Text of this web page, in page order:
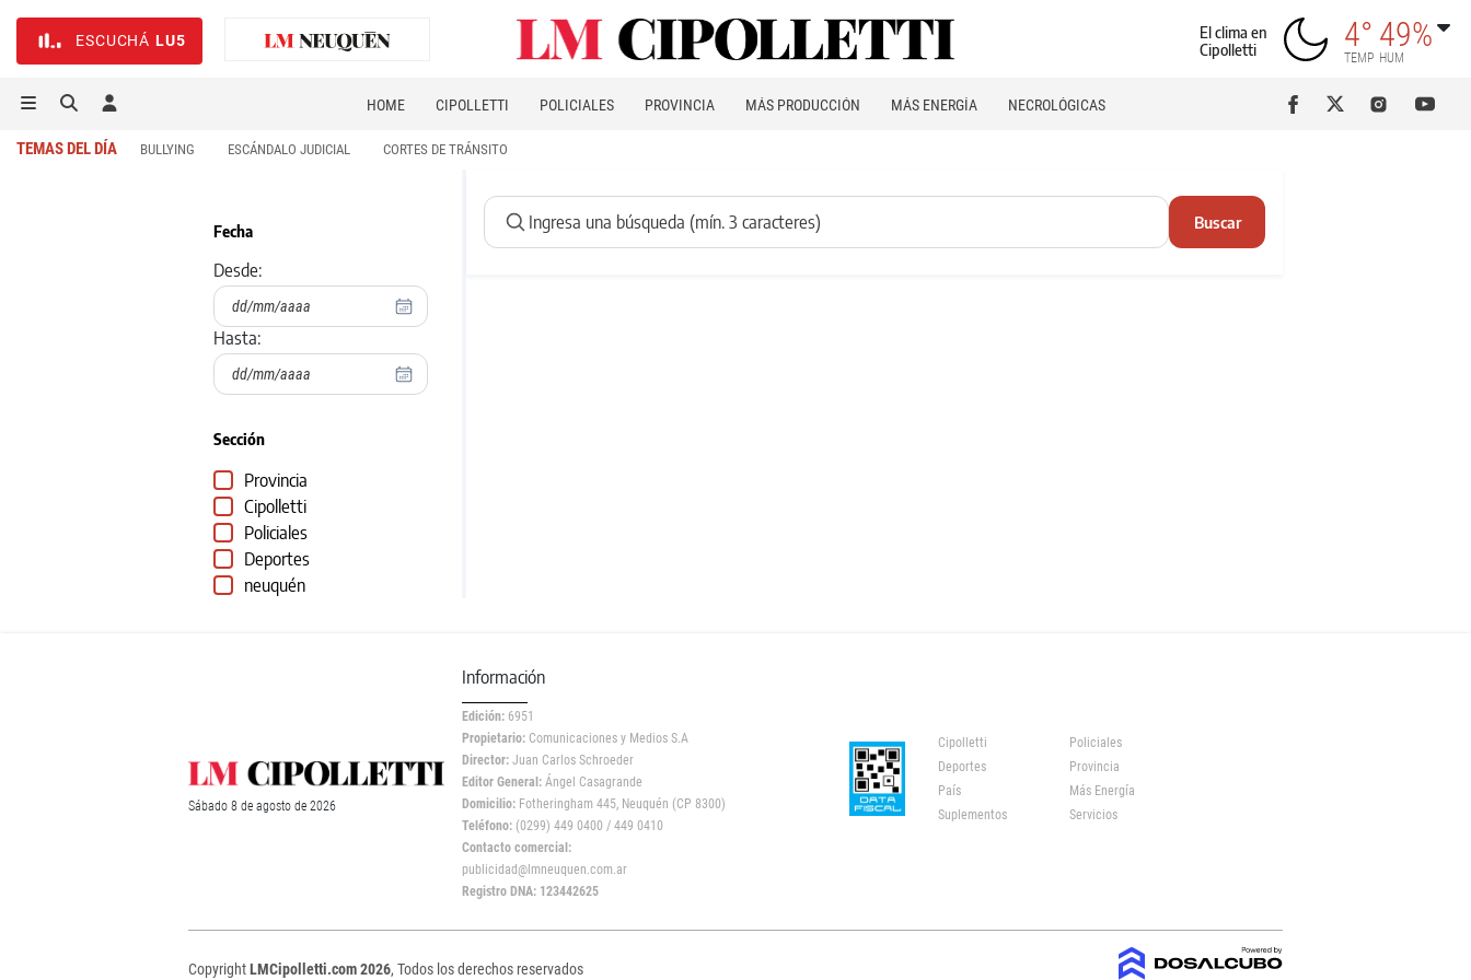
ESCUCHÁ LU5
El clima en
Cipolletti
4°
TEMP
49%
HUM
HOME CIPOLLETTI POLICIALES PROVINCIA MÁS PRODUCCIÓN MÁS ENERGÍA NECROLÓGICAS
TEMAS DEL DÍA BULLYING ESCÁNDALO JUDICIAL CORTES DE TRÁNSITO
Fecha
Desde:
Hasta:
Sección
Provincia
Cipolletti
Policiales
Deportes
neuquén
Buscar
Sábado 8 de agosto de 2026
Información
Edición: 6951
Propietario: Comunicaciones y Medios S.A
Director: Juan Carlos Schroeder
Editor General: Ángel Casagrande
Domicilio: Fotheringham 445, Neuquén (CP 8300)
Teléfono: (0299) 449 0400 / 449 0410
Contacto comercial:
publicidad@lmneuquen.com.ar
Registro DNA: 123442625
Cipolletti
Policiales
Deportes
Provincia
País
Más Energía
Suplementos
Servicios
CopyrightLMCipolletti.com 2026, Todos los derechos reservados